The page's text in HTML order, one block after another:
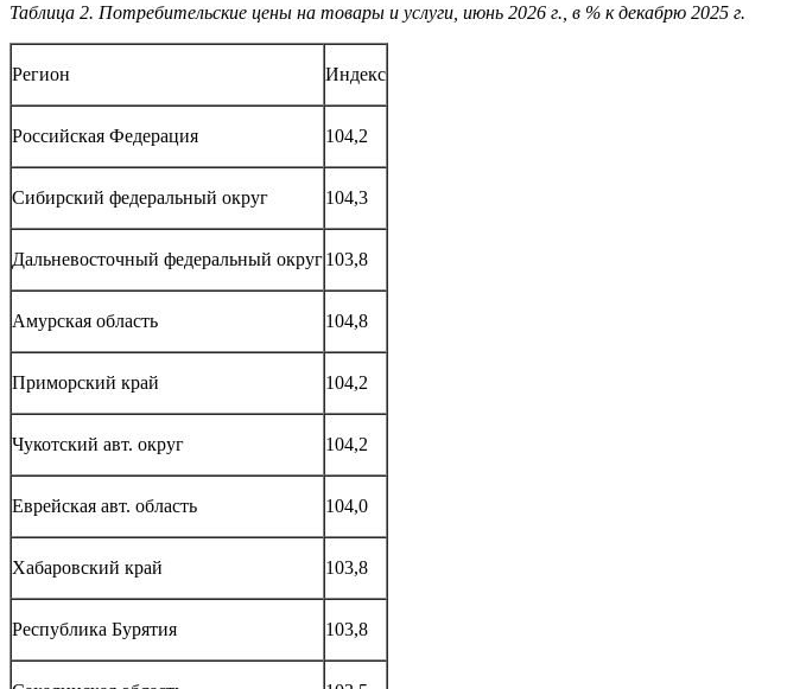
Таблица 2. Потребительские цены на товары и услуги, июнь 2026 г., в % к декабрю 2025 г.
Регион Индекс
Российская Федерация 104,2
Сибирский федеральный округ 104,3
Дальневосточный федеральный округ103,8
Амурская область 104,8
Приморский край 104,2
Чукотский авт. округ 104,2
Еврейская авт. область 104,0
Хабаровский край 103,8
Республика Бурятия 103,8